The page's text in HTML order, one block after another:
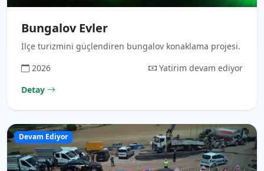
Bungalov Evler
İlçe turizmini güçlendiren bungalov konaklama projesi.
2026
Yatirim devam ediyor
Detay
Devam Ediyor